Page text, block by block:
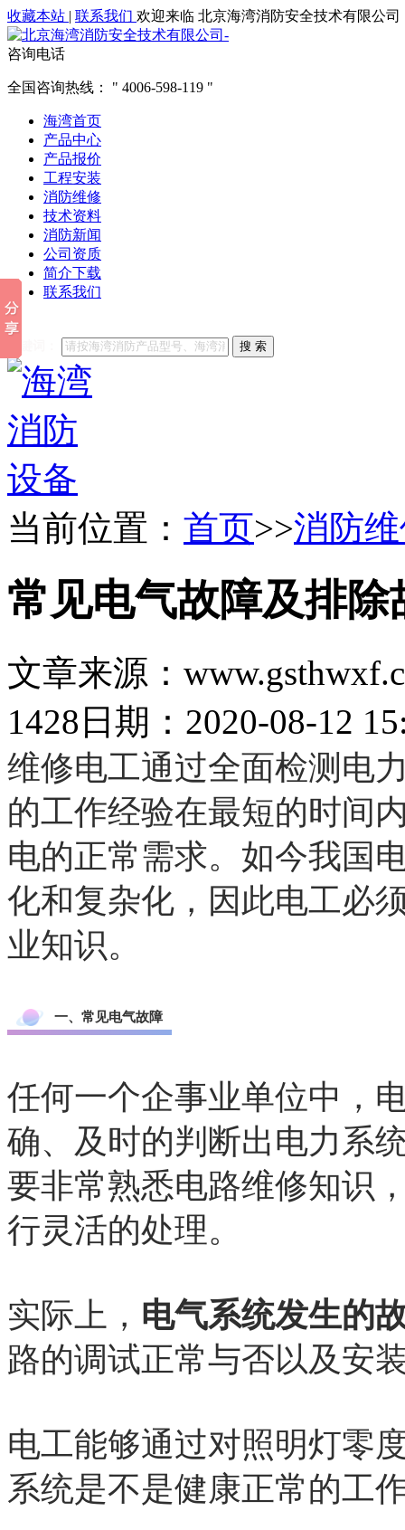
收藏本站 | 联系我们 欢迎来临 北京海湾消防安全技术有限公司
咨询电话
全国咨询热线： 4006-598-119
海湾首页
产品中心
产品报价
工程安装
消防维修
技术资料
消防新闻
公司资质
简介下载
联系我们
他们都在搜索:
搜 索
当前位置： 首页>>消防
常见电气故障及排除
文章来源：
1428 日期：2020-08-12
维修电工通过全面检测电
的工作经验在最短的时间
电的正常需求。如今我国
化和复杂化，因此电工必
业知识。
一、常见电气故障
任何一个企事业单位中，
确、及时的判断出电力系
要非常熟悉电路维修知识
行灵活的处理。
实际上， 电气系统发生的
路的调试正常与否以及安
电工能够通过对照明灯零
系统是不是健康正常的工